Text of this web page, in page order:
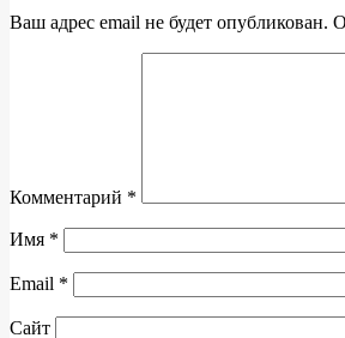
Ваш адрес email не будет опубликован.
Комментарий *
Имя *
Email *
Сайт